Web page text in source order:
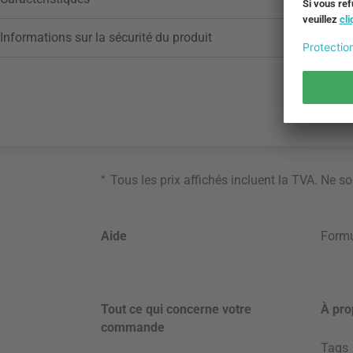
Informations sur la sécurité du produit
* Tous les prix affichés incluent la TVA. Ne
Aide
Tout ce qui concerne votre
commande
À
Tags